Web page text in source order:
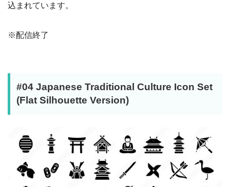
込まれています。
※配信終了
#04 Japanese Traditional Culture Icon Set
(Flat Silhouette Version)